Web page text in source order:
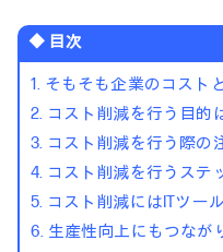
ハイブリッドワーク
ワークステーション
プリンター
イベント・セミナー情報
コラム一覧
◆ 目次
1. そもそも企業のコスト
2. コスト削減を行う目的
3. コスト削減を行う際の
4. コスト削減を行うステ
5. コスト削減にはITツー
6. 生産性向上にもつなが